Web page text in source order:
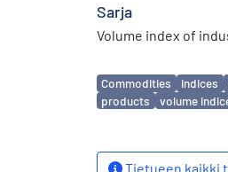
Sarja
Volume index of
Avainsanat
Commodities indices
products
volume
Tietueen kaikki